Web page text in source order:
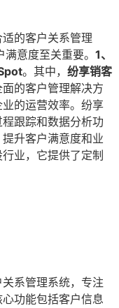
的客户关系管理
意度至关重要。 1、
。其中， 纷享销客
的客户管理解决方
的运营效率。纷享
跟踪和数据分析功
升客户满意度和业
业，它提供了定制
系管理系统，专注
功能包括客户信息